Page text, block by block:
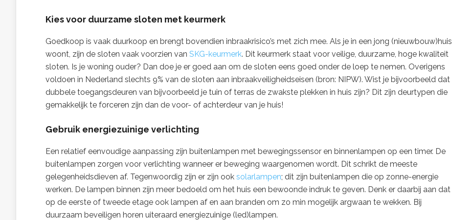
Kies voor duurzame sloten met keurmerk
Goedkoop is vaak duurkoop en brengt bovendien inbraakrisico’s met zich mee. Als je in een jong (nieuwbouw)huis
woont, zijn de sloten vaak voorzien van SKG-keurmerk. Dit keurmerk staat voor veilige, duurzame, hoge kwaliteit
sloten. Is je woning ouder? Dan doe je er goed aan om de sloten eens goed onder de loep te nemen. Overigens
voldoen in Nederland slechts 9% van de sloten aan inbraakveiligheidseisen (bron: NIPW). Wist je bijvoorbeeld dat
dubbele toegangsdeuren van bijvoorbeeld je tuin of terras de zwakste plekken in huis zijn? Dit zijn deurtypen die
gemakkelijk te forceren zijn dan de voor- of achterdeur van je huis!
Gebruik energiezuinige verlichting
Een relatief eenvoudige aanpassing zijn buitenlampen met bewegingssensor en binnenlampen op een timer. De
buitenlampen zorgen voor verlichting wanneer er beweging waargenomen wordt. Dit schrikt de meeste
gelegenheidsdieven af. Tegenwoordig zijn er zijn ook solarlampen; dit zijn buitenlampen die op zonne-energie
werken. De lampen binnen zijn meer bedoeld om het huis een bewoonde indruk te geven. Denk er daarbij aan dat
op de eerste of tweede etage ook lampen af en aan branden om zo min mogelijk argwaan te wekken. Bij
duurzaam beveiligen horen uiteraard energiezuinige (led)lampen.